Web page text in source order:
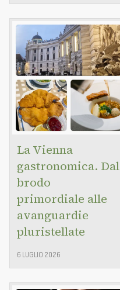
La Vienna
gastronomica. Dal
brodo
primordiale alle
avanguardie
pluristellate
6 LUGLIO 2026